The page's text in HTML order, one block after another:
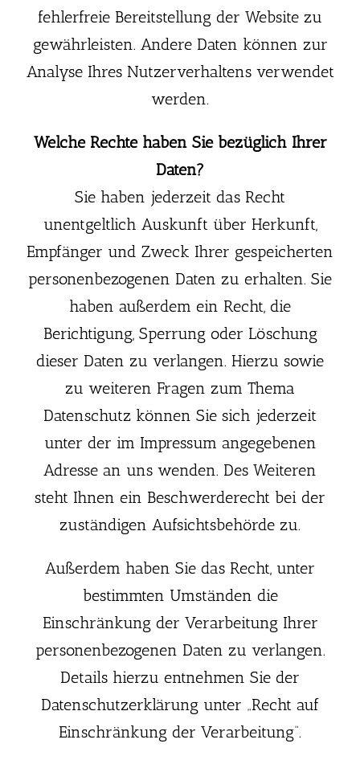
fehlerfreie Bereitstellung der Website zu
gewährleisten. Andere Daten können zur
Analyse Ihres Nutzerverhaltens verwendet
werden.
Welche Rechte haben Sie bezüglich Ihrer
Daten?
Sie haben jederzeit das Recht
unentgeltlich Auskunft über Herkunft,
Empfänger und Zweck Ihrer gespeicherten
personenbezogenen Daten zu erhalten. Sie
haben außerdem ein Recht, die
Berichtigung, Sperrung oder Löschung
dieser Daten zu verlangen. Hierzu sowie
zu weiteren Fragen zum Thema
Datenschutz können Sie sich jederzeit
unter der im Impressum angegebenen
Adresse an uns wenden. Des Weiteren
steht Ihnen ein Beschwerderecht bei der
zuständigen Aufsichtsbehörde zu.
Außerdem haben Sie das Recht, unter
bestimmten Umständen die
Einschränkung der Verarbeitung Ihrer
personenbezogenen Daten zu verlangen.
Details hierzu entnehmen Sie der
Datenschutzerklärung unter „Recht auf
Einschränkung der Verarbeitung“.